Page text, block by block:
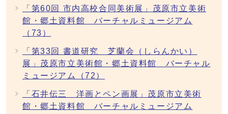
「第60回 市内高校合同美術展」茂原市立美術
館・郷土資料館 バーチャルミュージアム
（73）
「第33回 書道研究 芝蘭会（しらんかい）
展」茂原市立美術館・郷土資料館 バーチャル
ミュージアム（72）
「石井伝三 洋画とペン画展」茂原市立美術
館・郷土資料館 バーチャルミュージアム